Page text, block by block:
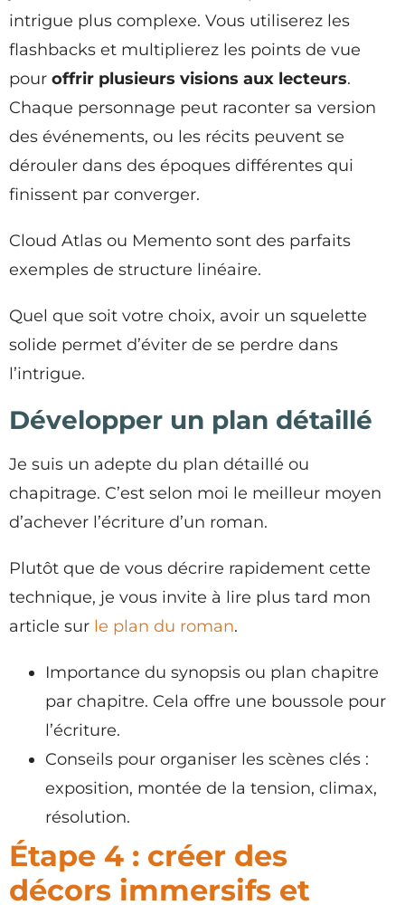
intrigue plus complexe. Vous utiliserez les
flashbacks et multiplierez les points de vue
pour offrir plusieurs visions aux lecteurs.
Chaque personnage peut raconter sa version
des événements, ou les récits peuvent se
dérouler dans des époques différentes qui
finissent par converger.
Cloud Atlas ou Memento sont des parfaits
exemples de structure linéaire.
Quel que soit votre choix, avoir un squelette
solide permet d’éviter de se perdre dans
l’intrigue.
Développer un plan détaillé
Je suis un adepte du plan détaillé ou
chapitrage. C’est selon moi le meilleur moyen
d’achever l’écriture d’un roman.
Plutôt que de vous décrire rapidement cette
technique, je vous invite à lire plus tard mon
article sur le plan du roman.
Importance du synopsis ou plan chapitre
par chapitre. Cela offre une boussole pour
l’écriture.
Conseils pour organiser les scènes clés :
exposition, montée de la tension, climax,
résolution.
Étape 4 : créer des
décors immersifs et